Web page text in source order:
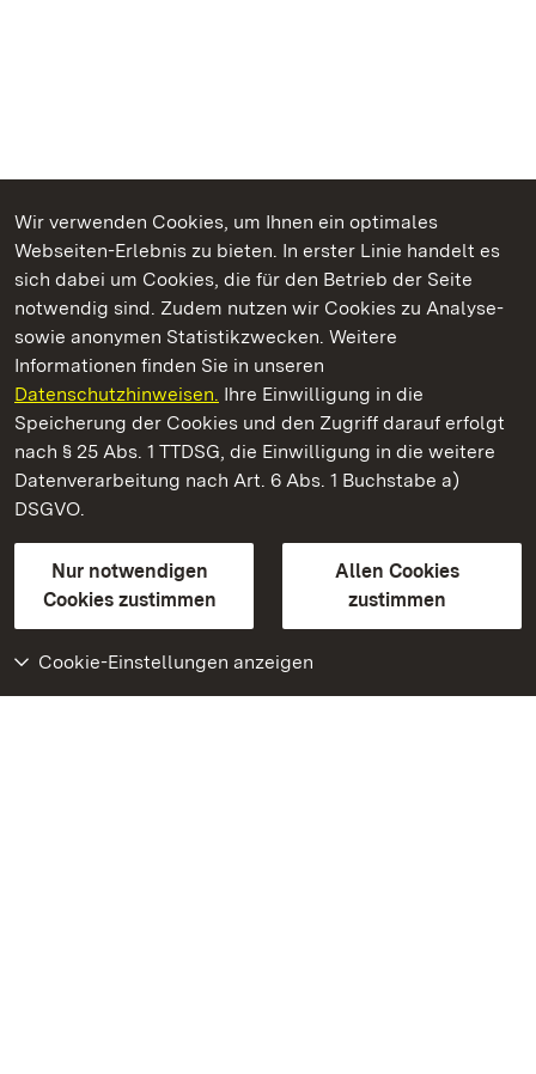
Wir verwenden Cookies, um Ihnen ein optimales
Webseiten-Erlebnis zu bieten. In erster Linie handelt es
sich dabei um Cookies, die für den Betrieb der Seite
notwendig sind. Zudem nutzen wir Cookies zu Analyse-
sowie anonymen Statistikzwecken. Weitere
Informationen finden Sie in unseren
Datenschutzhinweisen. Ihre Einwilligung in die
Speicherung der Cookies und den Zugriff darauf erfolgt
nach § 25 Abs. 1 TTDSG, die Einwilligung in die weitere
Datenverarbeitung nach Art. 6 Abs. 1 Buchstabe a)
DSGVO.
Nur notwendigen
Cookies zustimmen
Allen Cookies
zustimmen
Cookie-Einstellungen anzeigen
Kommen. Staunen. Genießen.
Staatliche Schlösser und Gärten Baden‑Württemberg
Staatliche Schlösser und Gärten Baden-Württemberg
Kontakt
GebärdenspracheLeichte Sprache
Erklärung zur Barrierefreiheit
BITV-konform (geprüfte Seiten)
Weiteres